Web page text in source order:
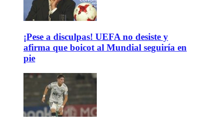
¡Pese a disculpas! UEFA no desiste y
afirma que boicot al Mundial seguiría en
pie